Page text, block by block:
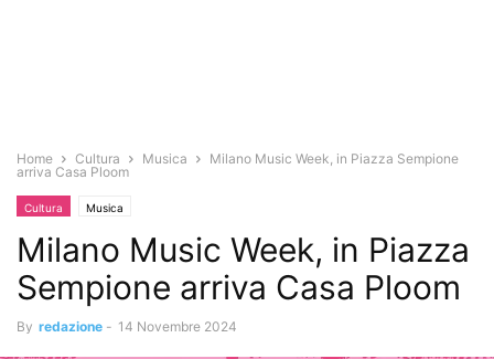
Home Cultura Musica
Milano Music Week, in Piazza Sempione
arriva Casa Ploom
Cultura Musica
Milano Music Week, in Piazza
Sempione arriva Casa Ploom
By redazione - 14 Novembre 2024